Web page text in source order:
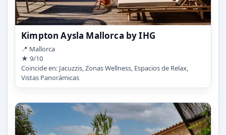
Kimpton Aysla Mallorca by IHG
📍 Mallorca
★ 9/10
Coincide en: Jacuzzis, Zonas Wellness, Espacios de Relax,
Vistas Panorámicas